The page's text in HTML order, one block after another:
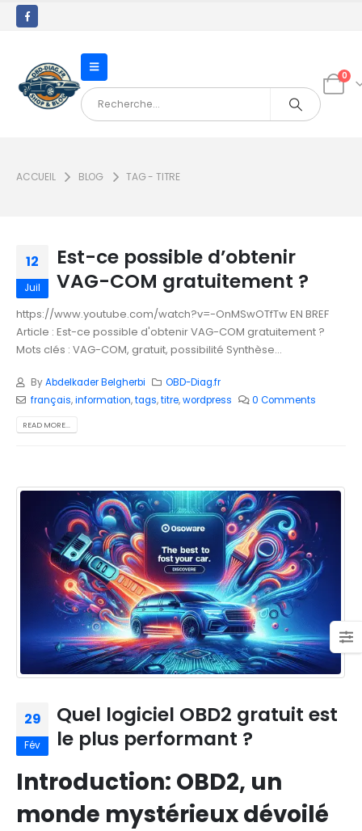
0
ACCUEIL BLOG TAG - TITRE
12
Juil
Est-ce possible d’obtenir
VAG-COM gratuitement ?
https://www.youtube.com/watch?v=-OnMSwOTfTw EN BREF
Article : Est-ce possible d'obtenir VAG-COM gratuitement ?
Mots clés : VAG-COM, gratuit, possibilité Synthèse...
ByAbdelkader Belgherbi
OBD-Diag.fr
français,information,tags,titre,wordpress 0 Comments
READ MORE...
29
Fév
Quel logiciel OBD2 gratuit est
le plus performant ?
Introduction: OBD2, un
monde mystérieux dévoilé